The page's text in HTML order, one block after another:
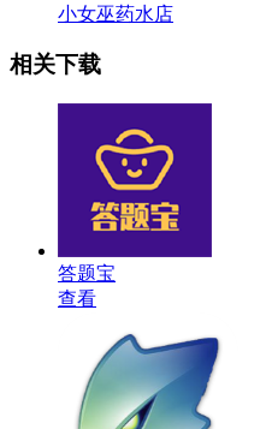
小女巫药水店
相关下载
答题宝
查看